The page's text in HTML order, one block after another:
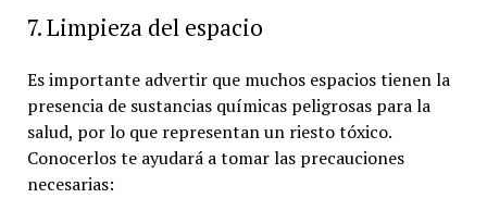
7. Limpieza del espacio
Es importante advertir que muchos espacios tienen la
presencia de sustancias químicas peligrosas para la
salud, por lo que representan un riesto tóxico.
Conocerlos te ayudará a tomar las precauciones
necesarias: